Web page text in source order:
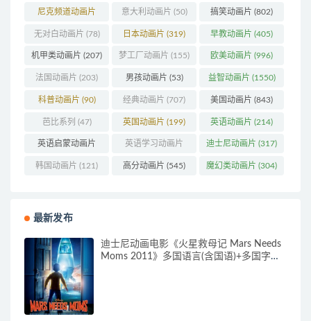
(179)
尼克频道动画片
(83)
意大利动画片 (50) 搞笑动画片 (802)
无对白动画片 (78) 日本动画片 (319) 早教动画片 (405)
机甲类动画片 (207) 梦工厂动画片 (155) 欧美动画片 (996)
法国动画片 (203) 男孩动画片 (53) 益智动画片 (1550)
科普动画片 (90) 经典动画片 (707) 美国动画片 (843)
芭比系列 (47) 英国动画片 (199) 英语动画片 (214)
英语启蒙动画片
(162)
英语学习动画片
(85)
迪士尼动画片 (317)
韩国动画片 (121) 高分动画片 (545) 魔幻类动画片 (304)
最新发布
迪士尼动画电影《火星救母记 Mars Needs
Moms 2011》多国语言(含国语)+多国字幕